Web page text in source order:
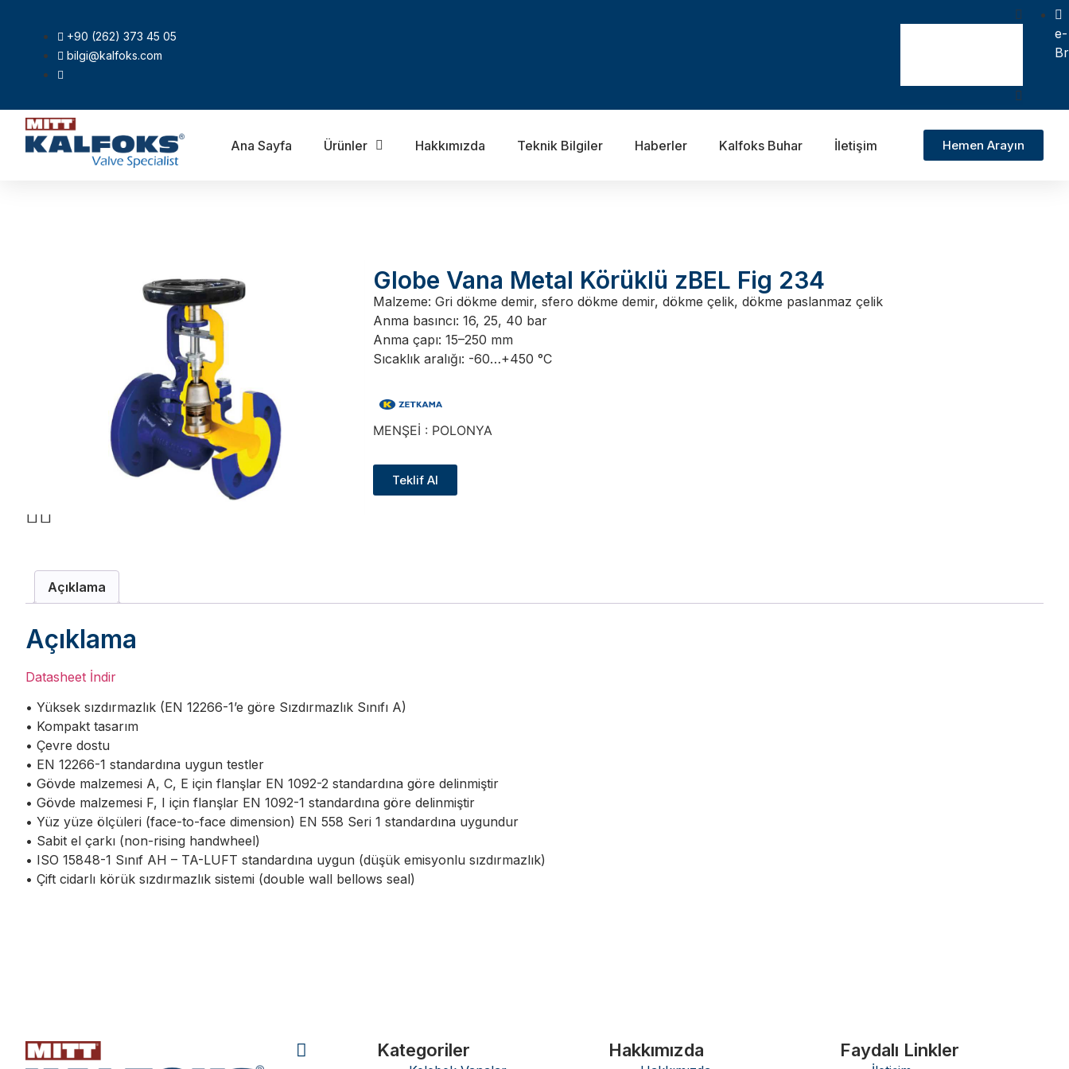
+90 (262) 373 45 05
bilgi@kalfoks.com
e-
Ana Sayfa Ürünler Hakkımızda Teknik Bilgiler Haberler Kalfoks Buhar İletişim Hemen Arayın
Globe Vana Metal Körüklü zBEL Fig 234
Malzeme: Gri dökme demir, sfero dökme demir, dökme çelik, dökme paslanmaz çelik
Anma basıncı: 16, 25, 40 bar
Anma çapı: 15–250 mm
Sıcaklık aralığı: -60…+450 °C
MENŞEİ : POLONYA
Teklif Al
Açıklama
Açıklama
Datasheet İndir
• Yüksek sızdırmazlık (EN 12266-1’e göre Sızdırmazlık Sınıfı A)
• Kompakt tasarım
• Çevre dostu
• EN 12266-1 standardına uygun testler
• Gövde malzemesi A, C, E için flanşlar EN 1092-2 standardına göre delinmiştir
• Gövde malzemesi F, I için flanşlar EN 1092-1 standardına göre delinmiştir
• Yüz yüze ölçüleri (face-to-face dimension) EN 558 Seri 1 standardına uygundur
• Sabit el çarkı (non-rising handwheel)
• ISO 15848-1 Sınıf AH – TA-LUFT standardına uygun (düşük emisyonlu sızdırmazlık)
• Çift cidarlı körük sızdırmazlık sistemi (double wall bellows seal)
Kategoriler Hakkımızda Faydalı Linkler